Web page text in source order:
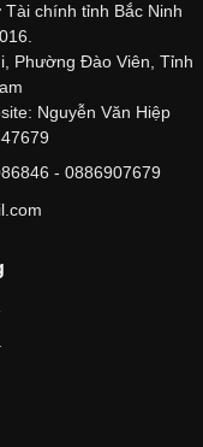
chính tỉnh Bắc Ninh
Phường Đào Viên, Tỉnh
Nguyễn Văn Hiệp
- 0886907679